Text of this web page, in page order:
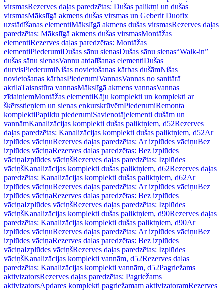
virsmasRezerves daļas paredzētas: Dušas paliktņi un dušas
virsmasMākslīgā akmens dušas virsmas un Geberit Duofix
uzstādīšanas elementiMākslīgā akmens dušas virsmasRezerves daļas
paredzētas: Mākslīgā akmens dušas virsmasMontāžas
elementiRezerves daļas paredzētas: Montāžas
elementiPiederumiDušas sānu sienasDušas sānu sienas“Walk-in”
dušas sānu sienasVannu atdalīšanas elementiDušas
durvisPiederumiNišas novietošanas kārbas dušāmNišas
novietošanas kārbasPiederumiVannasVannas no sanitārā
akrilaTaisnstūra vannasMākslīgā akmens vannasVannas
zīdaiņiemMontāžas elementiKāju komplekti un komplekti ar
šķērsstieņiem un sienas enkurskrūvēmPiederumiRemonta
komplektiPapildu piederumiSavienotājelementi dušām un
vannāmKanalizācijas komplekti dušas paliktņiem, d52Rezerves
daļas paredzētas: Kanalizācijas komplekti dušas paliktņiem, d52Ar
izplūdes vāciņuRezerves daļas paredzētas: Ar izplūdes vāciņuBez
izplūdes vāciņaRezerves daļas paredzētas: Bez izplūdes
vāciņaIzplūdes vāciņšRezerves daļas paredzētas: Izplūdes
vāciņšKanalizācijas komplekti dušas paliktņiem, d62Rezerves daļas
paredzētas: Kanalizācijas komplekti dušas paliktņiem, d62Ar
izplūdes vāciņuRezerves daļas paredzētas: Ar izplūdes vāciņuBez
izplūdes vāciņaRezerves daļas paredzētas: Bez izplūdes
vāciņaIzplūdes vāciņšRezerves daļas paredzētas: Izplūdes
vāciņšKanalizācijas komplekti dušas paliktņiem, d90Rezerves daļas
paredzētas: Kanalizācijas komplekti dušas paliktņiem, d90Ar
izplūdes vāciņuRezerves daļas paredzētas: Ar izplūdes vāciņuBez
izplūdes vāciņaRezerves daļas paredzētas: Bez izplūdes
vāciņaIzplūdes vāciņšRezerves daļas paredzētas: Izplūdes
vāciņšKanalizācijas komplekti vannām, d52Rezerves daļas
paredzētas: Kanalizācijas komplekti vannām, d52Pagriežams
aktivizatorsRezerves daļas paredzētas: Pagriežams
aktivizatorsApdares komplekti pagriežamam aktivizatoramRezerves